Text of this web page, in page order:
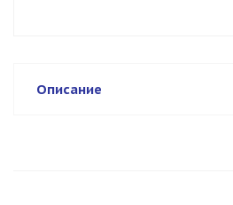
Описание